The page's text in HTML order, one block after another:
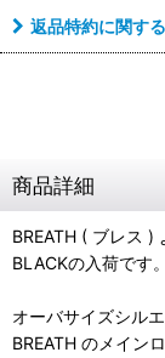
返品特約に関す
商品詳細
BREATH ( ブレス )
BLACKの入荷です。
オーバサイズシル
BREATH のメイン